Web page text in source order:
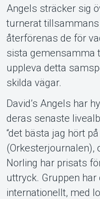
Angels sträcker sig
turnerat
återförenas de för
sista gemensamma
uppleva detta
skilda vägar.
David’s Angels har
deras senaste
“det bästa jag hört på
(Orkesterjournalen),
Norling har prisats
uttryck. Gruppen
internationellt, med